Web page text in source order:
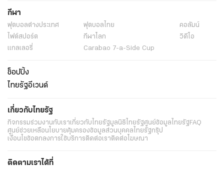
สมัครผู้ว่าฯ กทม.
พล.ต.ท.ชาญเทพ เสสะเวช การเมือง หมายเลขผู้สมัครผู้ว่ากทม
กีฬา
ฟุตบอลต่่างประเทศ ฟุตบอลไทย
คอลัมน์
ไฟต์สปอร์ต
กีฬาโลก
วิดีโอ
แกลเลอรี่
Carabao 7-a-Side Cup
ช็อปปิ้ง
ไทยรัฐอีเวนต์
เกี่ยวกับไทยรัฐ
กิจกรรมร่วมงานกับเราเกี่ยวกับไทยรัฐมูลนิธิไทยรัฐศูนย์ข้อมูลไทยรัฐFAQ
ศูนย์ช่วยเหลือนโยบายคุ้มครองข้อมูลส่วนบุคคลไทยรัฐกรุ๊ป
เงื่อนไขข้อตกลงการใช้บริการติดต่อเราติดต่อโฆษณา
ติดตามเราได้ที่